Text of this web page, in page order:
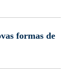
formas de